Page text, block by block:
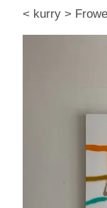
< kurry >